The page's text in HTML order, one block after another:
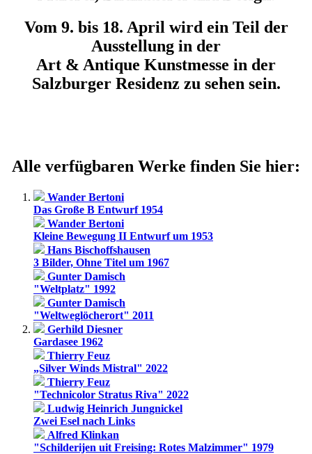
Vom 9. bis 18. April wird ein Teil der
Ausstellung in der
Art & Antique Kunstmesse in der
Salzburger Residenz zu sehen sein.
Alle verfügbaren Werke finden Sie hier:
Wander Bertoni
Das Große B Entwurf 1954
Wander Bertoni
Kleine Bewegung II Entwurf um 1953
Hans Bischoffshausen
3 Bilder, Ohne Titel um 1967
Gunter Damisch
"Weltplatz" 1992
Gunter Damisch
"Weltweglöcherort" 2011
Gerhild Diesner
Gardasee 1962
Thierry Feuz
„Silver Winds Mistral" 2022
Thierry Feuz
"Technicolor Stratus Riva" 2022
Ludwig Heinrich Jungnickel
Zwei Esel nach Links
Alfred Klinkan
"Schilderijen uit Freising: Rotes Malzimmer" 1979